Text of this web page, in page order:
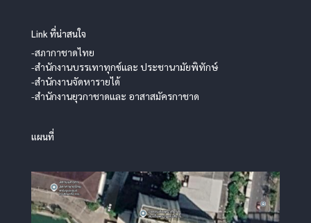
Link ที่น่าสนใจ
-สภากาชาดไทย
-สำนักงานบรรเทาทุกข์และ ประชานามัยพิทักษ์
-สำนักงานจัดหารายได้
-สำนักงานยุวกาชาดและ อาสาสมัครกาชาด
แผนที่